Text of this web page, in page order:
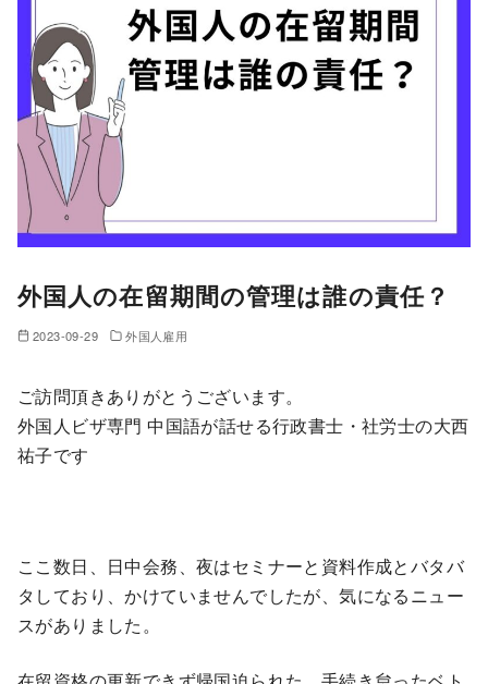
外国人の在留期間の管理は誰の責任？
2023-09-29 外国人雇用
ご訪問頂きありがとうございます。
外国人ビザ専門 中国語が話せる行政書士・社労士の大西
祐子です
ここ数日、日中会務、夜はセミナーと資料作成とバタバ
タしており、かけていませんでしたが、気になるニュー
スがありました。